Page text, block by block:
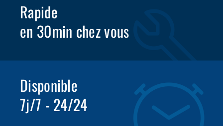
Rapide
en 30min chez vous
Disponible
7j/7 - 24/24